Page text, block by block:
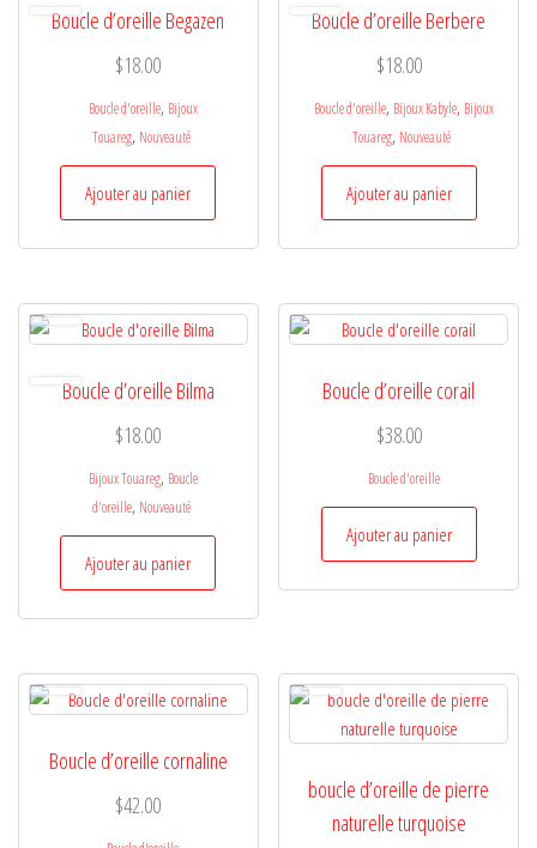
Boucle d’oreille Begazen
$18.00
Boucle d'oreille, Bijoux
Touareg, Nouveauté
Ajouter au panier
Boucle d’oreille Berbere
$18.00
Boucle d'oreille, Bijoux Kabyle, Bijoux
Touareg, Nouveauté
Ajouter au panier
Boucle d’oreille Bilma
$18.00
Bijoux Touareg, Boucle
d'oreille, Nouveauté
Ajouter au panier
Boucle d’oreille corail
$38.00
Boucle d'oreille
Ajouter au panier
Boucle d’oreille cornaline
$42.00
boucle d’oreille de pierre
naturelle turquoise